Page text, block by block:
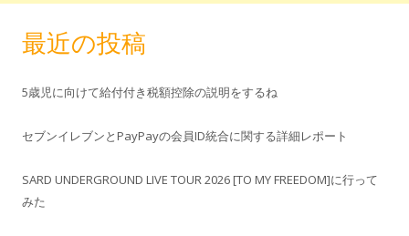
最近の投稿
5歳児に向けて給付付き税額控除の説明をするね
セブンイレブンとPayPayの会員ID統合に関する詳細レポート
SARD UNDERGROUND LIVE TOUR 2026 [TO MY FREEDOM]に行って
みた